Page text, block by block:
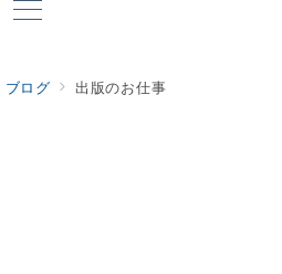
ブログ 出版のお仕事